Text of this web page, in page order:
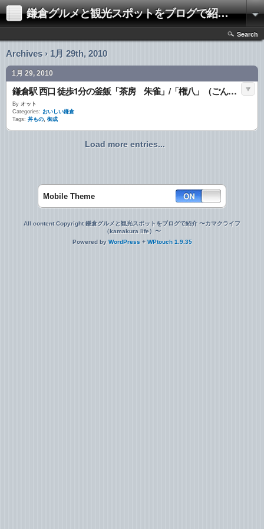
鎌倉グルメと観光スポットをブログで紹介 〜カマクライフ（kamakura life）〜
Search
Archives › 1月 29th, 2010
1月 29, 2010
鎌倉駅 西口 徒歩1分の釜飯「茶房 朱雀」/「権八」（ごんぱち）
By オット
Categories: おいしい鎌倉
Tags: 丼もの, 御成
Load more entries...
Mobile Theme
All content Copyright 鎌倉グルメと観光スポットをブログで紹介 〜カマクライフ
（kamakura life）〜
Powered by WordPress + WPtouch 1.9.35